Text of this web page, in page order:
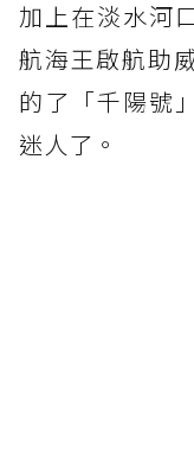
加上在淡水河
航海王啟航助
的了「千陽號
迷人了。